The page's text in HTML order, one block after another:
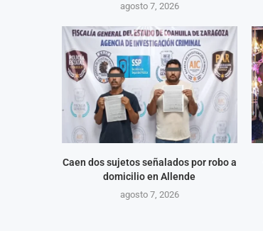
agosto 7, 2026
Caen dos sujetos señalados por robo a
domicilio en Allende
agosto 7, 2026